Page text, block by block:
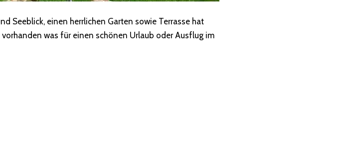
Seeblick, einen herrlichen Garten sowie Terrasse hat
was für einen schönen Urlaub oder Ausflug im